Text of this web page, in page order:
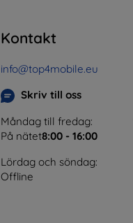
Kontakt
info@top4mobile.eu
Skriv till oss
Måndag till fredag:
På nätet8:00 - 16:00
Lördag och söndag:
Offline